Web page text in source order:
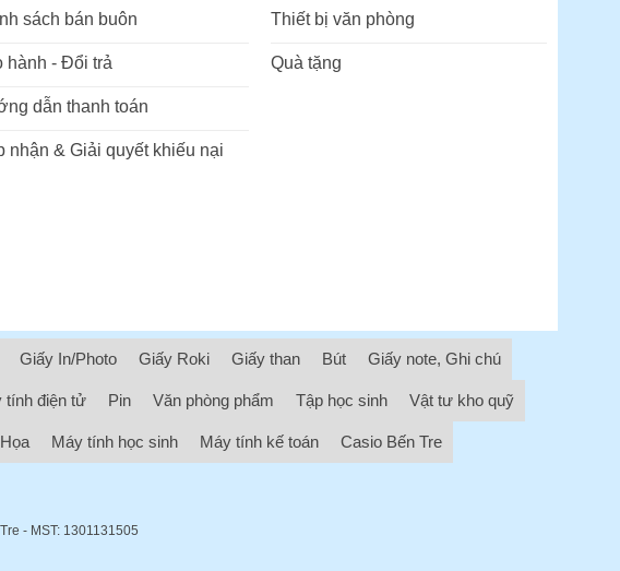
sách bán buôn
hành - Đổi trả
dẫn thanh toán
nhận & Giải quyết khiếu nại
Thiết bị văn phòng
Quà tặng
Giấy In/Photo Giấy Roki Giấy than Bút Giấy note, Ghi chú
tính điện tử Pin Văn phòng phẩm Tập học sinh Vật tư kho quỹ
Máy tính học sinh Máy tính kế toán Casio Bến Tre
- MST: 1301131505